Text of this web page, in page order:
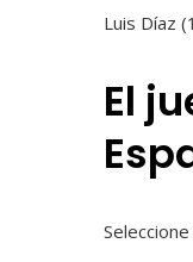
Luis Díaz
El